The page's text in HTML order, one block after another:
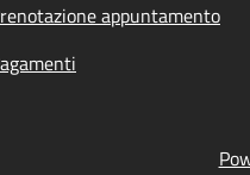
appuntamento